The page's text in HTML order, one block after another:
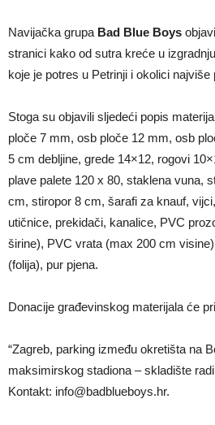
Navijačka grupa Bad Blue Boys
stranici kako od sutra kreće u
koje je potres u Petrinji i okolici najviše
Stoga su objavili sljedeći popis
ploče 7 mm, osb ploče 12 mm, osb
5 cm debljine, grede 14×12, rogovi
plave palete 120 x 80, staklena vuna,
cm, stiropor 8 cm, šarafi za knauf,
utičnice, prekidači, kanalice, PVC
širine), PVC vrata (max 200 cm
(folija), pur pjena.
Donacije građevinskog materijala će
“Zagreb, parking između okretišta na
maksimirskog stadiona – skladište
Kontakt: info@badblueboys.hr.